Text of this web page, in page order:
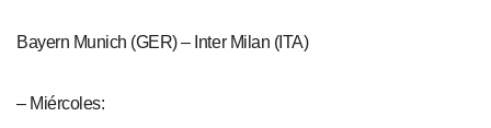
Bayern Munich (GER) – Inter Milan (ITA)
– Miércoles: